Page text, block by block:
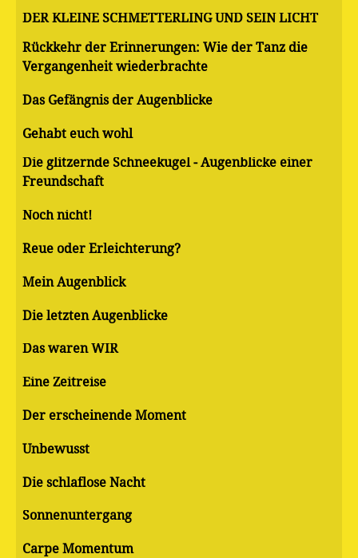
DER KLEINE SCHMETTERLING UND SEIN LICHT
Rückkehr der Erinnerungen: Wie der Tanz die
Vergangenheit wiederbrachte
Das Gefängnis der Augenblicke
Gehabt euch wohl
Die glitzernde Schneekugel - Augenblicke einer
Freundschaft
Noch nicht!
Reue oder Erleichterung?
Mein Augenblick
Die letzten Augenblicke
Das waren WIR
Eine Zeitreise
Der erscheinende Moment
Unbewusst
Die schlaflose Nacht
Sonnenuntergang
Carpe Momentum